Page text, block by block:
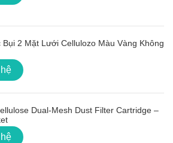
Bụi 2 Mặt Lưới Cellulozo Màu Vàng Không
Dual-Mesh Dust Filter Cartridge –